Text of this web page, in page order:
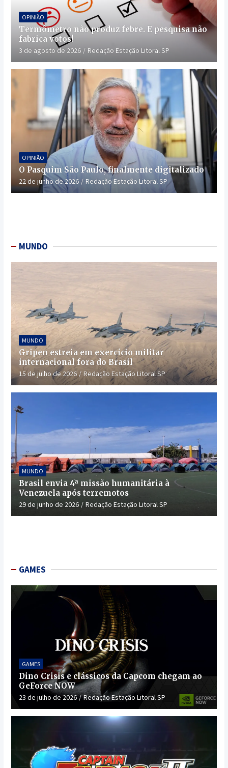
OPINIÃO
Termômetro não produz febre. E pesquisa não
fabrica votos!
3 de agosto de 2026 Redação Estação Litoral SP
OPINIÃO
O Pasquim São Paulo, finalmente digitalizado
22 de junho de 2026 Redação Estação Litoral SP
MUNDO
MUNDO
Gripen estreia em exercício militar
internacional fora do Brasil
15 de julho de 2026 Redação Estação Litoral SP
MUNDO
Brasil envia 4ª missão humanitária à
Venezuela após terremotos
29 de junho de 2026 Redação Estação Litoral SP
GAMES
GAMES
Dino Crisis e clássicos da Capcom chegam ao
GeForce NOW
23 de julho de 2026 Redação Estação Litoral SP